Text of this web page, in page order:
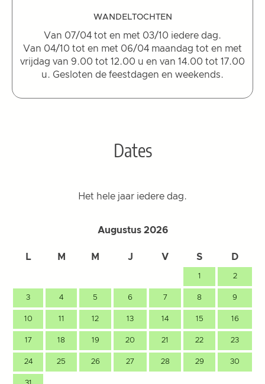
WANDELTOCHTEN
Van 07/04 tot en met 03/10 iedere dag.
Van 04/10 tot en met 06/04 maandag tot en met
vrijdag van 9.00 tot 12.00 u en van 14.00 tot 17.00
u. Gesloten de feestdagen en weekends.
Dates
Het hele jaar iedere dag.
Augustus 2026
L M M J V S D
1 2
3 4 5 6 7 8 9
10 11 12 13 14 15 16
17 18 19 20 21 22 23
24 25 26 27 28 29 30